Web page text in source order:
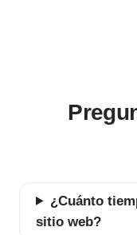
¿Cuánto
sitio web?